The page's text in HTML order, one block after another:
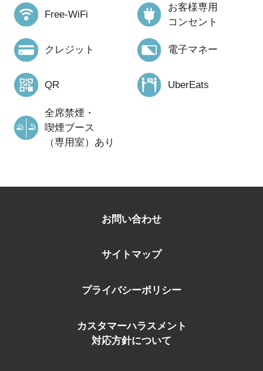
Free-WiFi
お客様専用
コンセント
クレジット 電子マネー
QR UberEats
全席禁煙・
喫煙ブース
（専用室）あり
お問い合わせ
サイトマップ
プライバシーポリシー
カスタマーハラスメント
対応方針について